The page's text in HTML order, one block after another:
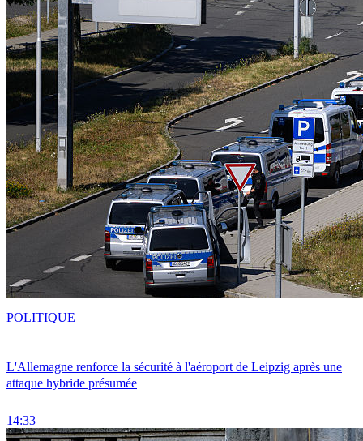
L'Allemagne renforce la sécurité à l'aéroport de Leipzig après une
attaque hybride présumée
14:33
POLITIQUE